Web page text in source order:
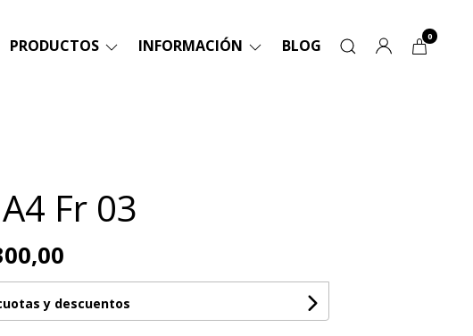
PRODUCTOS INFORMACIÓN BLOG 0
Fr 03
y descuentos